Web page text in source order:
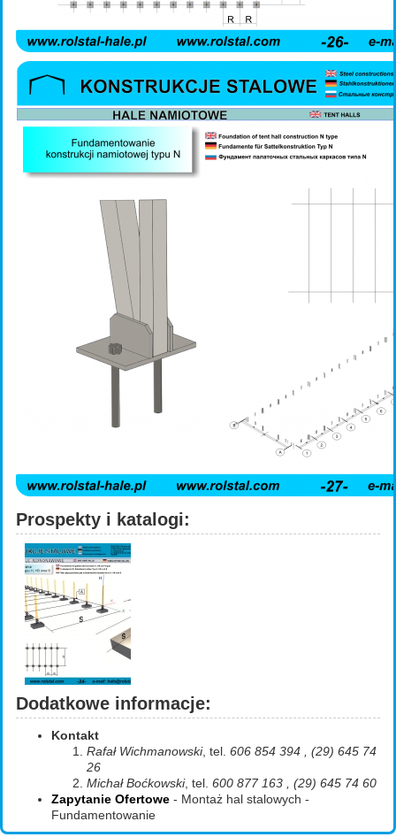
Prospekty i katalogi:
Dodatkowe informacje:
Kontakt
Rafał Wichmanowski, tel. 606 854 394 , (29) 645 74
26
Michał Boćkowski, tel. 600 877 163 , (29) 645 74 60
Zapytanie Ofertowe - Montaż hal stalowych -
Fundamentowanie